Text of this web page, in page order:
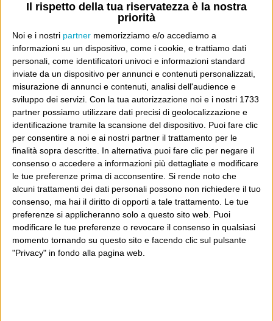
Il rispetto della tua riservatezza è la nostra
priorità
Noi e i nostri partner memorizziamo e/o accediamo a
informazioni su un dispositivo, come i cookie, e trattiamo dati
personali, come identificatori univoci e informazioni standard
inviate da un dispositivo per annunci e contenuti personalizzati,
misurazione di annunci e contenuti, analisi dell'audience e
sviluppo dei servizi. Con la tua autorizzazione noi e i nostri 1733
partner possiamo utilizzare dati precisi di geolocalizzazione e
identificazione tramite la scansione del dispositivo. Puoi fare clic
per consentire a noi e ai nostri partner il trattamento per le
finalità sopra descritte. In alternativa puoi fare clic per negare il
consenso o accedere a informazioni più dettagliate e modificare
le tue preferenze prima di acconsentire. Si rende noto che
alcuni trattamenti dei dati personali possono non richiedere il tuo
consenso, ma hai il diritto di opporti a tale trattamento. Le tue
preferenze si applicheranno solo a questo sito web. Puoi
modificare le tue preferenze o revocare il consenso in qualsiasi
momento tornando su questo sito e facendo clic sul pulsante
"Privacy" in fondo alla pagina web.
Non è che abbiamo cambiato idea, da quando scrivemmo
questo a marzo, sulle allora ipotesi di un governo di PD
e PdL. Però siamo contenti che lo abbiano fatto altri,
evidentemente. Vediamo ora quanto ci mettiamo a trarne
le conseguenze....Continua
Con la testa nella scatola
25 Settembre 2013 Wittgenstein
Non è con un faticoso e assiduo lavoro di riparazione e
sistemazione di problemi, per quanto benintenzionato ma
affidato a una maggioranza fragile, che cambierà il
catastrofico stato di cose italiano. Non è Enrico Letta,
persona matura e intelligente ma...